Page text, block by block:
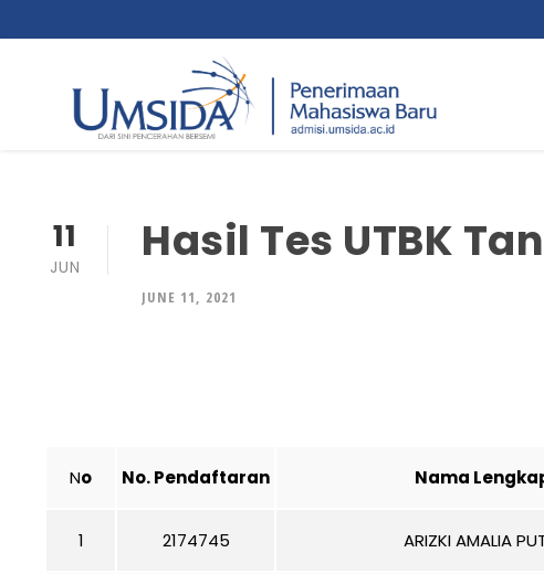
11
JUN Hasil Tes UTBK
JUNE 11, 2021
No No. Pendaftaran Nama
1 2174745 ARIZKI AMALIA